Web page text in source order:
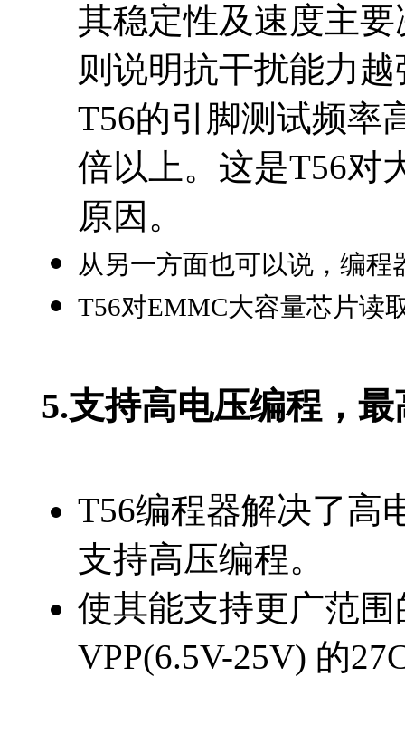
其稳定性及速度主
则说明抗干扰能力
T56的引脚测试频率
倍以上。这是T56对
原因。
从另一方面也可以说，编
T56对EMMC大容量芯片读
5.支持高电压编程，
T56编程器解决了高
支持高压编程。
使其能支持更广范
VPP(6.5V-25V) 的